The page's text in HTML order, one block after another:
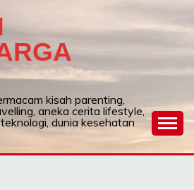
kisah parenting,
aneka cerita lifestyle,
dunia kesehatan